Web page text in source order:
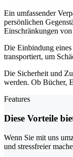
Ein umfassender
persönlichen
Einschränkungen
Die Einbindung
transportiert, um
Die Sicherheit und
werden. Ob Bücher,
Features
Diese Vorteile
Wenn Sie mit uns
und stressfreier